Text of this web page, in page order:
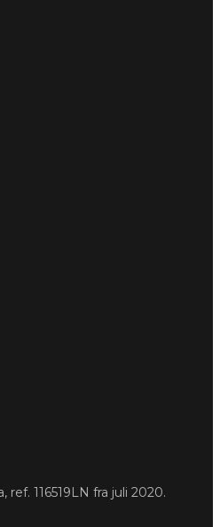
116519LN fra juli 2020.